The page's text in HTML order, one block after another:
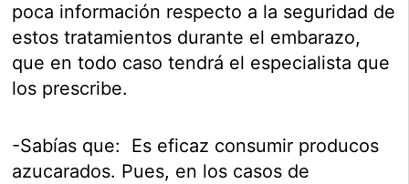
poca información respecto a la seguridad de
estos tratamientos durante el embarazo,
que en todo caso tendrá el especialista que
los prescribe.
-Sabías que: Es eficaz consumir producos
azucarados. Pues, en los casos de